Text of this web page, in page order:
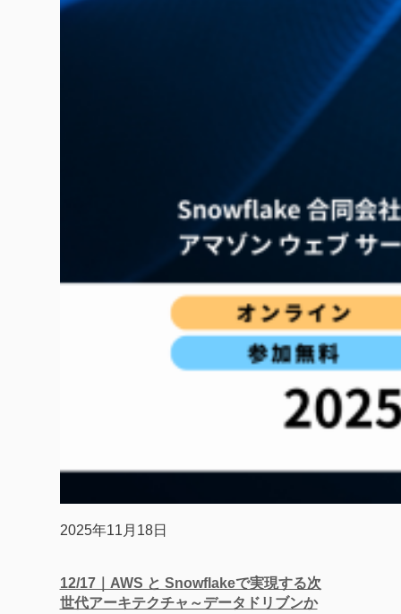
2025年11月18日
12/17｜AWS と​ Snowflakeで​実現する次
世代アーキテクチャ～​データドリブンか